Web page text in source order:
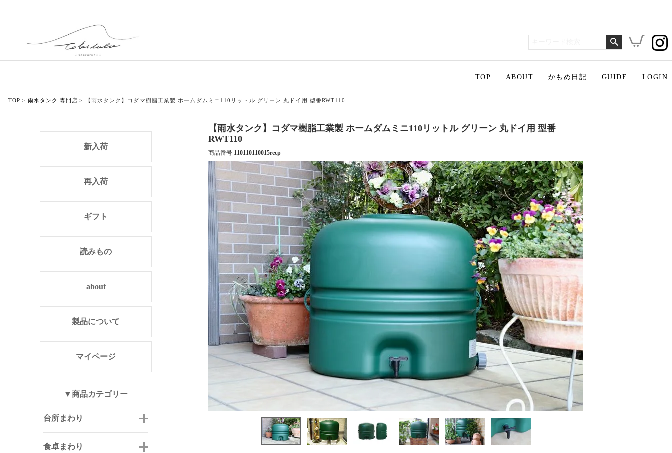
TOP ABOUT かもめ日記 GUIDE LOGIN
TOP 雨水タンク 専門店 【雨水タンク】コダマ樹脂工業製 ホームダムミニ110リットル グリーン 丸ドイ用 型番RWT110
新入荷
再入荷
ギフト
読みもの
about
製品について
マイページ
▼商品カテゴリー
台所まわり
食卓まわり
【雨水タンク】コダマ樹脂工業製 ホームダムミニ110リットル グリーン 丸ドイ用 型番
RWT110
商品番号 110110110015recp